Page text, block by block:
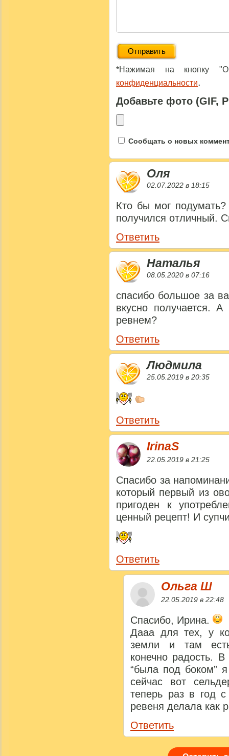
*Нажимая на кнопку
конфиденциальности.
Добавьте фото (GIF,
Сообщать о новых
Оля
02.07.2022 в 18:15
Кто бы мог
получился отличный.
Ответить
Наталья
08.05.2020 в 07:16
спасибо большое за
вкусно получается.
ревнем?
Ответить
Людмила
25.05.2019 в 20:35
Ответить
IrinaS
22.05.2019 в 21:25
Спасибо за
который первый из
пригоден к
ценный рецепт! И
Ответить
Ольга Ш
22.05.2019 в 22:48
Спасибо, Ирина.
Дааа для тех, у
земли и там
конечно радость.
“была под боком”
сейчас вот
теперь раз в год
ревеня делала как
Ответить